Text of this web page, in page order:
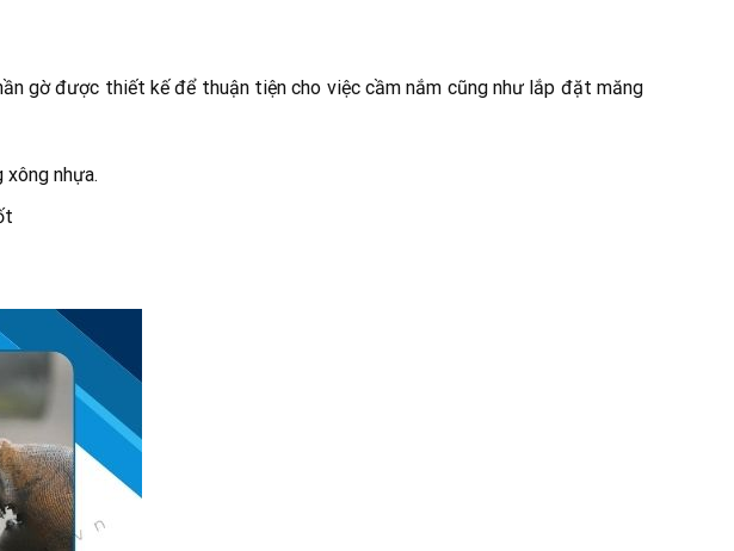
gờ được thiết kế để thuận tiện cho việc cầm nắm cũng như lắp đặt măng
nhựa.